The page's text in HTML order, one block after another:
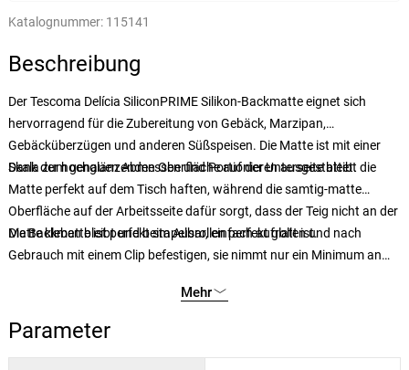
Katalognummer: 115141
Beschreibung
Der Tescoma Delícia SiliconPRIME Silikon-Backmatte eignet sich
hervorragend für die Zubereitung von Gebäck, Marzipan,
Gebäcküberzügen und anderen Süßspeisen. Die Matte ist mit einer
Skala zum genauen Abmessen und Portionieren ausgestattet.
Dank der hochglänzenden Oberfläche auf der Unterseite bleibt die
Matte perfekt auf dem Tisch haften, während die samtig-matte
Oberfläche auf der Arbeitsseite dafür sorgt, dass der Teig nicht an der
Matte kleben bleibt und beim Ausrollen perfekt glatt ist.
Die Backmatte ist perfekt stapelbar, einfach aufrollen und nach
Gebrauch mit einem Clip befestigen, sie nimmt nur ein Minimum an
auch hervorragend als Unterlage unter heißen Pfannen und Brätern
geeignet.
Mehr
Parameter